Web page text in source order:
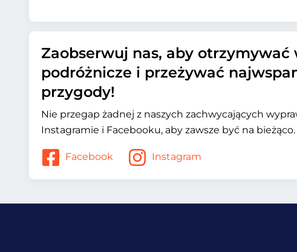
Zaobserwuj nas, aby otrzymywać
podróżnicze i przeżywać
przygody!
Nie przegap żadnej z naszych zachwycających
Instagramie i Facebooku, aby zawsze być na bieżąco.
Facebook Instagram